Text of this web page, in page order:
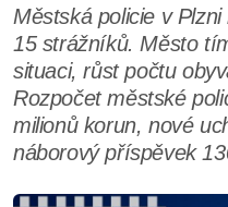
Městská policie v
15 strážníků. Město
situaci, růst počtu
Rozpočet městské
milionů korun, nové
náborový příspěvek